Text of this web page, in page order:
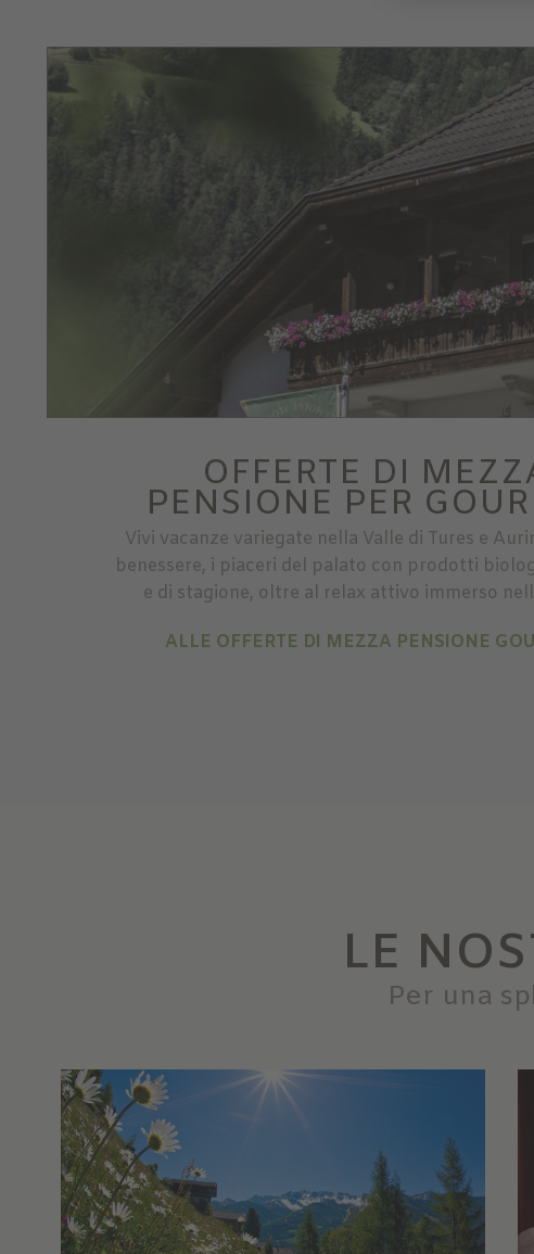
OFFERTE DI
PENSIONE PER
Vivi vacanze variegate nella Valle di Tures e
benessere, i piaceri del palato con prodotti
e di stagione, oltre al relax attivo immerso
ALLE OFFERTE DI MEZZA PENSIONE
LE
Per una